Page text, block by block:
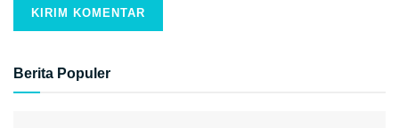
Berita Populer